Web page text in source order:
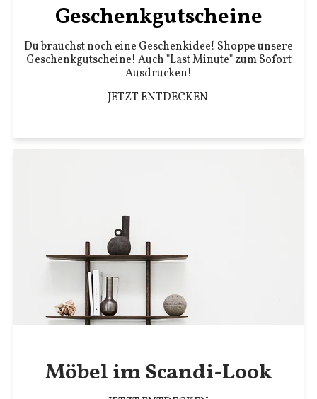
Geschenkgutscheine
Du brauchst noch eine Geschenkidee! Shoppe unsere
Geschenkgutscheine! Auch "Last Minute" zum Sofort
Ausdrucken!
JETZT ENTDECKEN
Möbel im Scandi-Look